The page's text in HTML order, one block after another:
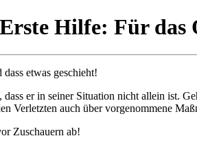
Hilfe: Für das
dass etwas geschieht!
dass er in seiner Situation nicht allein ist.
Verletzten auch über vorgenommene
Zuschauern ab!